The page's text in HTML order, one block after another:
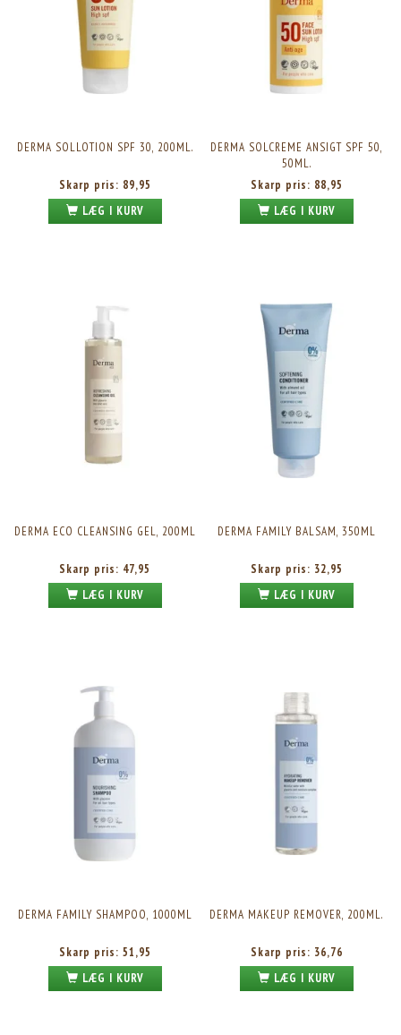
DERMA SOLLOTION SPF 30, 200ML.
Skarp pris: 89,95
LÆG I KURV
DERMA SOLCREME ANSIGT SPF 50,
50ML.
Skarp pris: 88,95
LÆG I KURV
DERMA ECO CLEANSING GEL, 200ML
Skarp pris: 47,95
LÆG I KURV
DERMA FAMILY BALSAM, 350ML
Skarp pris: 32,95
LÆG I KURV
DERMA FAMILY SHAMPOO, 1000ML
Skarp pris: 51,95
LÆG I KURV
DERMA MAKEUP REMOVER, 200ML.
Skarp pris: 36,76
LÆG I KURV